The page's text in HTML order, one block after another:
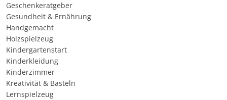
Geschenkeratgeber
Gesundheit & Ernährung
Handgemacht
Holzspielzeug
Kindergartenstart
Kinderkleidung
Kinderzimmer
Kreativität & Basteln
Lernspielzeug